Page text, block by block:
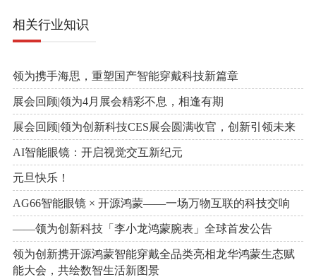
相关行业知识
领为携手海思，重塑国产智能穿戴科技新篇章
展会回顾|领为4月展会精彩不息，相逢有期
展会回顾|领为创新科技CES展会圆满收官，创新引领未来
AI智能眼镜：开启视觉交互新纪元
元旦快乐！
AG66智能眼镜 × 开源鸿蒙——一场万物互联的科技交响
——领为创新科技「李小龙鸿蒙腕表」全球首发公告
领为创新携开源鸿蒙智能穿戴全品类亮相龙华鸿蒙生态赋
能大会，共绘数智生活新图景